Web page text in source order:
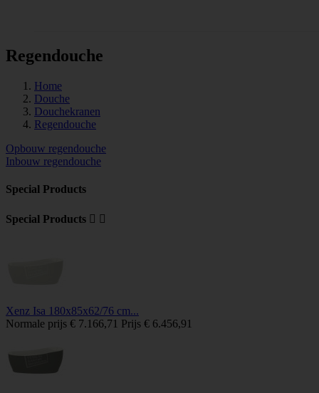
Regendouche
Home
Douche
Douchekranen
Regendouche
Opbouw regendouche
Inbouw regendouche
Special Products
Special Products  
Xenz Isa 180x85x62/76 cm...
Normale prijs € 7.166,71 Prijs € 6.456,91